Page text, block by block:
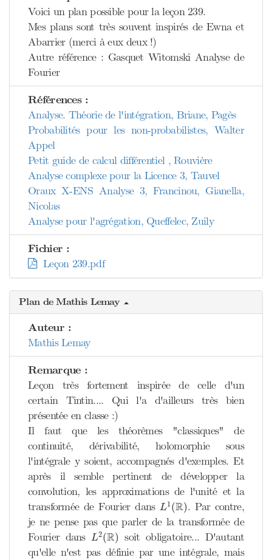
Voici un plan possible pour la leçon 239.
Mes plans sont très souvent inspirés de Ewna et
Abarrier (merci à eux deux !)
Autre référence : Gasquet Witomski Analyse de
Fourier
Références :
Analyse. Théorie de l'intégration, Briane, Pagès
Probabilités pour les non-probabilistes, Walter
Appel
Petit guide de calcul différentiel , Rouvière
Analyse complexe pour la Licence 3, Tauvel
Oraux X-ENS Analyse 3, Francinou, Gianella,
Nicolas
Analyse pour l'agrégation, Queffelec, Zuily
Fichier :
Leçon 239.pdf
Plan de Mathis Lemay
Auteur :
Mathis Lemay
Remarque :
Leçon très fortement inspirée de celle d'un
certain Tintin.... Qui l'a d'ailleurs très bien
présentée en classe :)
Il faut que les théorèmes "classiques" de
continuité, dérivabilité, holomorphie sous
l'intégrale y soient, accompagnés d'exemples. Et
après il semble pertinent de développer la
convolution, les approximations de l'unité et la
transformée de Fourier dansL1(R)
L 1 (R) . Par contre,
je ne pense pas que parler de la transformée de
Fourier dansL2(R)
L2 (R) soit obligatoire... D'autant
qu'elle n'est pas définie par une intégrale, mais